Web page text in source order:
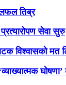
तिब्र
सेवा सुरु
विश्वासको मत
घोषणा’